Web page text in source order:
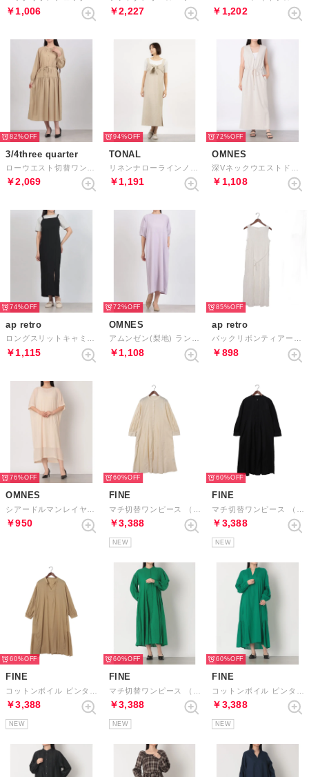
￥1,006 ￥2,227 ￥1,202
82%
3/4three quarter
￥2,069
94%
TONAL
￥1,191
72%
OMNES
￥1,108
74%
ap retro
￥1,115
72%
OMNES
￥1,108
85%
ap retro
￥898
76%
OMNES
￥950
60%
FINE
￥3,388
NEW
60%
FINE
￥3,388
NEW
60%
FINE
￥3,388
NEW
60%
FINE
￥3,388
NEW
60%
FINE
￥3,388
NEW